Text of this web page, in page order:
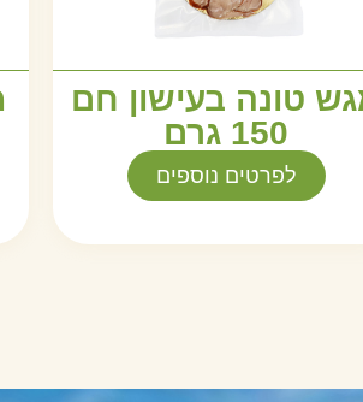
טונה בעישון חם
150 גרם
לפרטים נוספים